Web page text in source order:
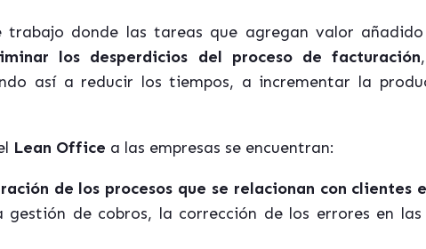
trabajo donde las tareas que agregan valor
los desperdicios del proceso de facturación
así a reducir los tiempos, a incrementar la
Lean Office a las empresas se encuentran:
de los procesos que se relacionan con clientes
de cobros, la corrección de los errores en